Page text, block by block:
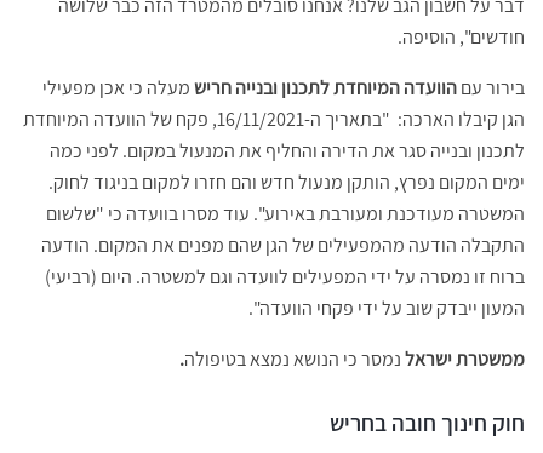
דבר על חשבון הגב שלנו? אנחנו סובלים מהמטרד הזה כבר שלושה
חודשים", הוסיפה.
בירור עםהוועדה המיוחדת לתכנון ובנייה חרישמעלה כי אכן מפעילי
הגן קיבלו הארכה: "בתאריך ה-16/11/2021, פקח של הוועדה המיוחדת
לתכנון ובנייה סגר את הדירה והחליף את המנעול במקום. לפני כמה
ימים המקום נפרץ, הותקן מנעול חדש והם חזרו למקום בניגוד לחוק.
המשטרה מעודכנת ומעורבת באירוע". עוד מסרו בוועדה כי "שלשום
התקבלה הודעה מהמפעילים של הגן שהם מפנים את המקום. הודעה
ברוח זו נמסרה על ידי המפעילים לוועדה וגם למשטרה. היום (רביעי)
המעון ייבדק שוב על ידי פקחי הוועדה".
ממשטרת ישראלנמסר כי הנושא נמצא בטיפולה.
חוק חינוך חובה בחריש